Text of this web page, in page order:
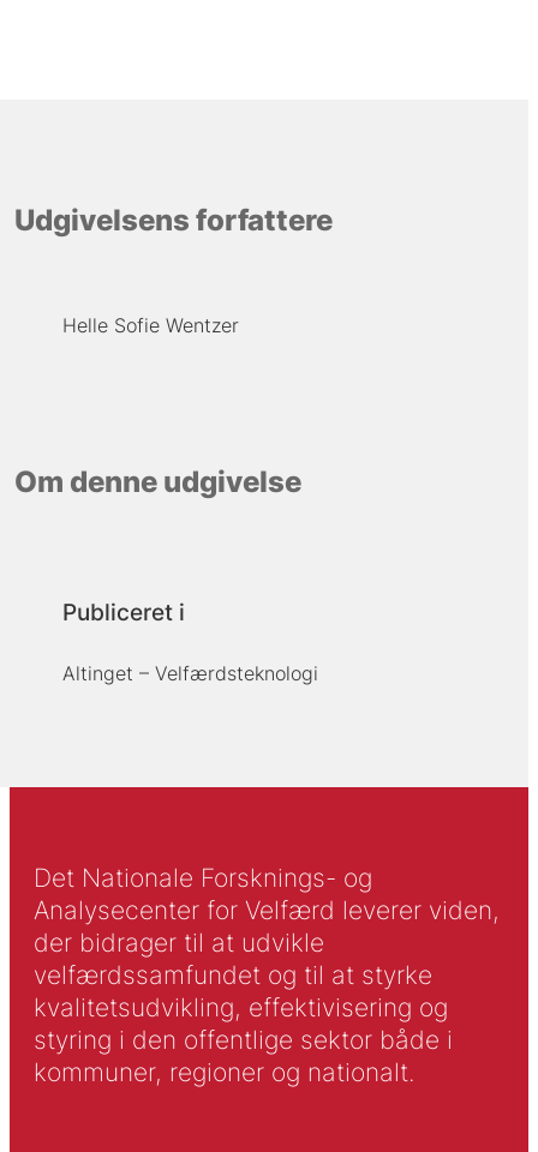
Udgivelsens forfattere
Helle Sofie Wentzer
Om denne udgivelse
Publiceret i
Altinget – Velfærdsteknologi
Det Nationale Forsknings- og
Analysecenter for Velfærd leverer viden,
der bidrager til at udvikle
velfærdssamfundet og til at styrke
kvalitetsudvikling, effektivisering og
styring i den offentlige sektor både i
kommuner, regioner og nationalt.